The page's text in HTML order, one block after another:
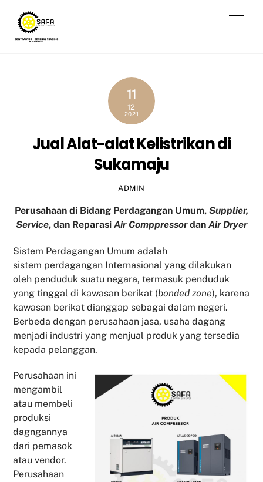
content
11
12
2021
Jual Alat-alat Kelistrikan di
Sukamaju
ADMIN
Perusahaan di Bidang Perdagangan Umum, Supplier,
Service, dan Reparasi Air Comppressordan Air Dryer
Sistem Perdagangan Umum adalah
sistem perdagangan Internasional yang dilakukan
oleh penduduk suatu negara, termasuk penduduk
yang tinggal di kawasan berikat (bonded zone), karena
kawasan berikat dianggap sebagai dalam negeri.
Berbeda dengan perusahaan jasa, usaha dagang
menjadi industri yang menjual produk yang tersedia
kepada pelanggan.
Perusahaan ini
mengambil
atau membeli
produksi
dagngannya
dari pemasok
atau vendor.
Perusahaan